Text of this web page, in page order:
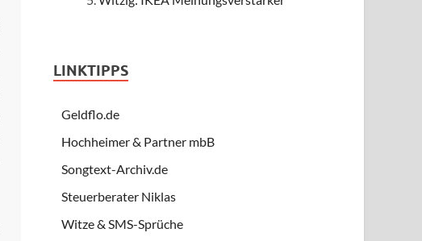
LINKTIPPS
Geldflo.de
Hochheimer & Partner mbB
Songtext-Archiv.de
Steuerberater Niklas
Witze & SMS-Sprüche